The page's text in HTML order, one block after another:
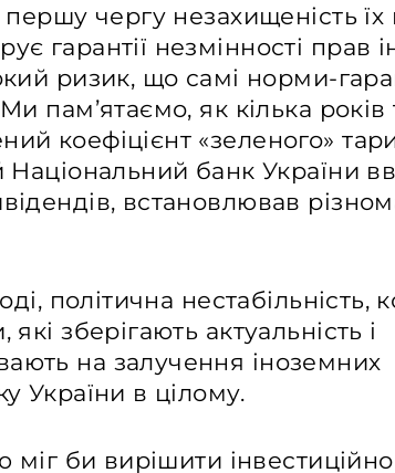
першу чергу незахищеність їх
гарантії незмінності прав
ризик, що самі норми-
пам’ятаємо, як кілька
коефіцієнт «зеленого»
Національний банк України
встановлював
політична нестабільність,
зберігають актуальність і
на залучення іноземних
України в цілому.
міг би вирішити інвестиційно